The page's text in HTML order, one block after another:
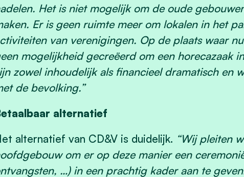
Het is niet mogelijk om de oude
Er is geen ruimte meer om lokalen in het
van verenigingen. Op de plaats waar
mogelijkheid gecreëerd om een horecazaak
zowel inhoudelijk als financieel dramatisch en
de bevolking.”
alternatief
alternatief van CD&V is duidelijk. “Wij pleiten
om er op deze manier een
…) in een prachtig kader aan te